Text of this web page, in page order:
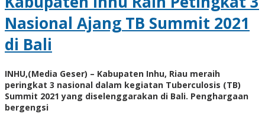
Nasional Ajang TB Summit 2021
di Bali
INHU,(Media Geser) – Kabupaten Inhu, Riau meraih
peringkat 3 nasional dalam kegiatan Tuberculosis (TB)
Summit 2021 yang diselenggarakan di Bali. Penghargaan
bergengsi